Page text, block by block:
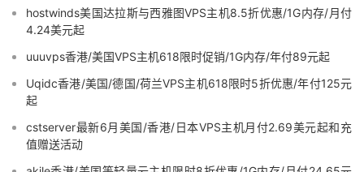
hostwinds美国达拉斯与西雅图VPS主机8.5折优惠/1G内存/月付
4.24美元起
uuuvps香港/美国VPS主机618限时促销/1G内存/年付89元起
Uqidc香港/美国/德国/荷兰VPS主机618限时5折优惠/年付125元
起
cstserver最新6月美国/香港/日本VPS主机月付2.69美元起和充
值赠送活动